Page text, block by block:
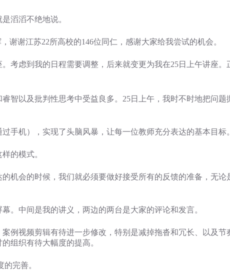
滔滔不绝地说。
谢谢江苏22所高校的146位同仁，感谢大家给我尝试的机会。
考虑到我的日程需要调整，后来就变更为我在25日上午讲座。
智以及批判性思考中受益良多。25日上午，我时不时地把问
手机），实现了头脑风暴，让每一位教师充分表达的基本目标。
的模式。
机会的时候，我们就必须要做好接受所有的反馈的准备，无
。中间是我的讲义，两边的两台是大家的评论和发言。
例视频剪辑有待进一步修改，特别是减掉拖沓和冗长、以及
组织有待大幅度的提高。
完善。